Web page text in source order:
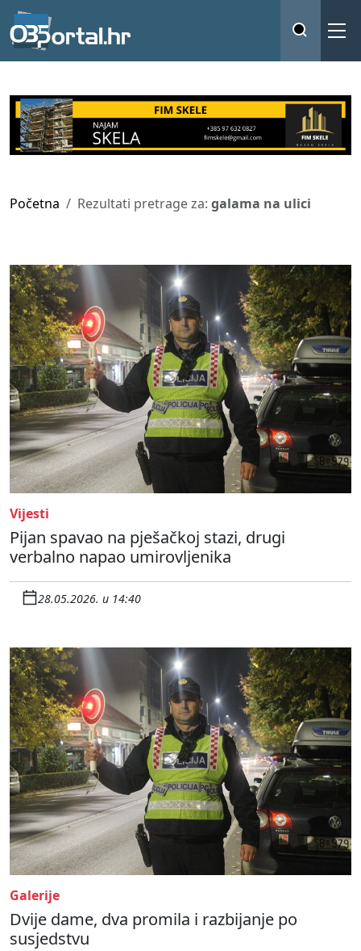
Početna Rezultati pretrage za: galama na ulici
Vijesti
Pijan spavao na pješačkoj stazi, drugi
verbalno napao umirovljenika
28.05.2026. u 14:40
Galerije
Dvije dame, dva promila i razbijanje po
susjedstvu